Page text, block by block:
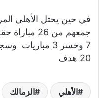
20 هدف
الأهلي الزمالك